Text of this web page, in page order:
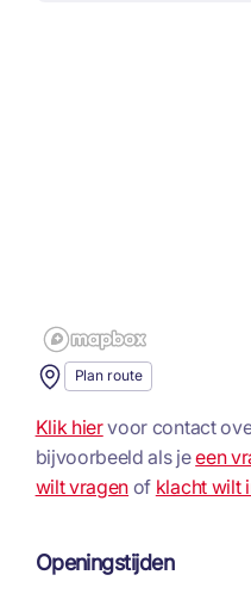
Klik hiervoor contact
bijvoorbeeld als jeeen
wilt vragen of klacht wilt
Openingstijden
Plan route